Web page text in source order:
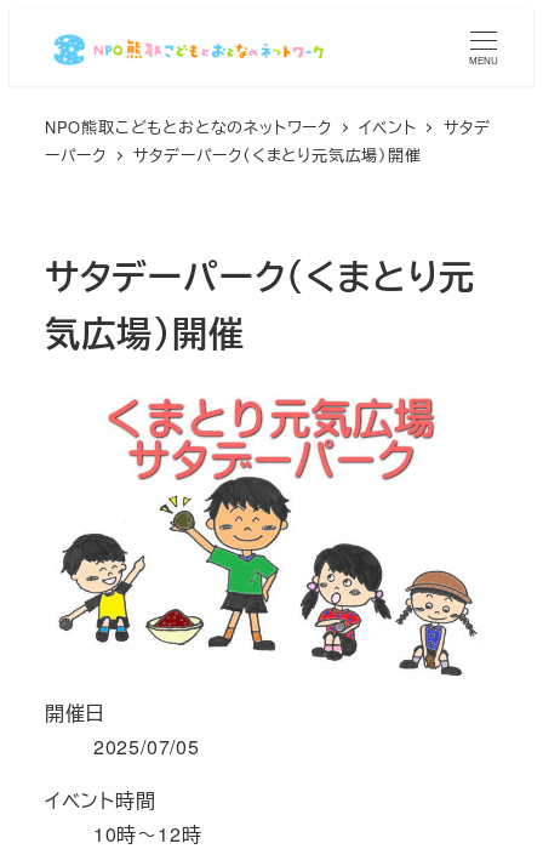
MENU
NPO熊取こどもとおとなのネットワーク イベント
サタデ
ーパーク
サタデーパーク（くまとり元気広場）開催
サタデーパーク（くまとり元
気広場）開催
開催日
2025/07/05
イベント時間
10時～12時